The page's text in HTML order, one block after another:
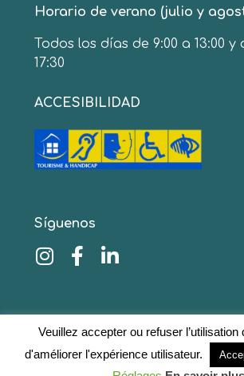
Horario de verano (julio y
Todos los días de 9:00 a 13:00 y
17:30
ACCESIBILIDAD
Síguenos
derechos reservados
Avisos legales
datos
Veuillez accepter ou refuser l’utilisation
d'améliorer l'expérience utilisateur.